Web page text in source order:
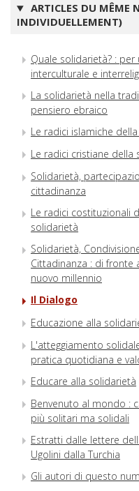
ARTICLES DU MÊME
INDIVIDUELLEMENT)
Quale solidarietà? : per
interculturale e
La solidarietà nella
pensiero ebraico
Le radici islamiche
Le radici cristiane della
Solidarietà,
cittadinanza
Le radici costituzionali
solidarietà
Solidarietà,
Cittadinanza : di fronte
nuovo millennio
Il Dialogo
Educazione alla
L'atteggiamento
pratica quotidiana e
Educare alla solidarietà
Benvenuto al mondo :
più solitari ma solidali
Estratti dalle lettere
Ugolini dalla Turchia
Gli autori di questo